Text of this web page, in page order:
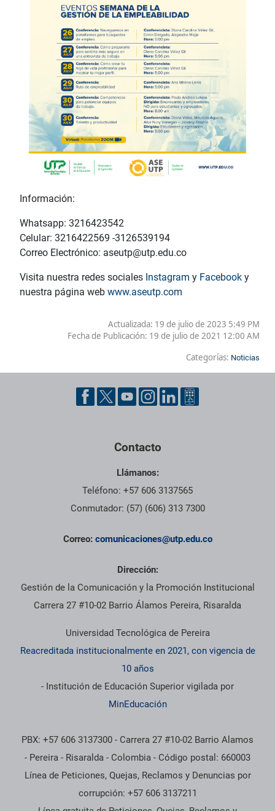
Información:
Whatsapp: 3216423542
Celular: 3216422569 -3126539194
Correo Electrónico: aseutp@utp.edu.co
Visita nuestra redes sociales Instagram y Facebook y
nuestra página web www.aseutp.com
Actualizada: 19 de julio de 2023 5:49 PM
Fecha de Publicación: 19 de julio de 2021 12:00 AM
Categorías: Noticias
Contacto
Llámanos:
Teléfono: +57 606 3137565
Conmutador: (57) (606) 313 7300
Correo: comunicaciones@utp.edu.co
Dirección:
Gestión de la Comunicación y la Promoción Institucional
Carrera 27 #10-02 Barrio Álamos Pereira, Risaralda
Universidad Tecnológica de Pereira
Reacreditada institucionalmente en 2021, con vigencia de
10 años
- Institución de Educación Superior vigilada por
MinEducación
PBX: +57 606 3137300 - Carrera 27 #10-02 Barrio Alamos
- Pereira - Risaralda - Colombia - Código postal: 660003
Línea de Peticiones, Quejas, Reclamos y Denuncias por
corrupción: +57 606 3137211